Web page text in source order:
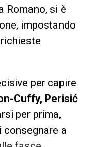
Romano, si è
impostando
per capire
Cuffy, Perisić
per prima,
consegnare a